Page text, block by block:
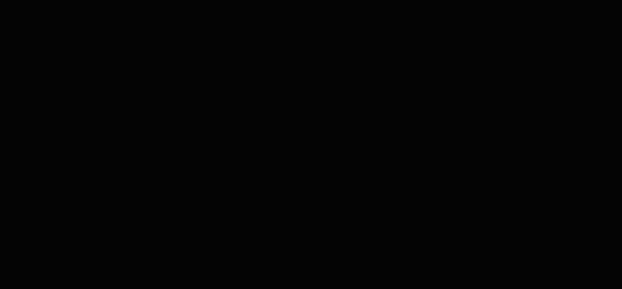
и предложит способы оплаты: Оплата или предоплата. После